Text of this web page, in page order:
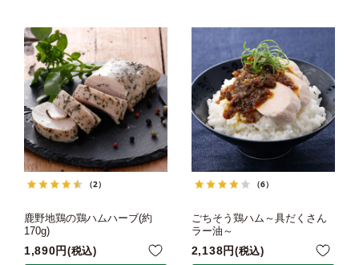
（2）
鹿野地鶏の鶏ハムハーブ(約
170g)
1,890 税込
（6）
ごちそう鶏ハム～具だくさん
ラー油～
2,138 税込